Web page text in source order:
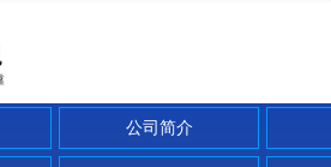
公司简介